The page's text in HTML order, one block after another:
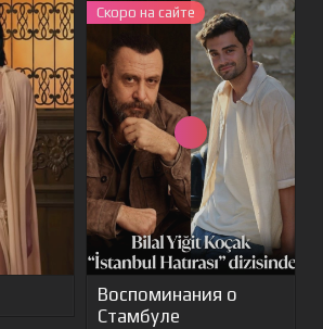
Скоро на сайте
Воспоминания о
Стамбуле